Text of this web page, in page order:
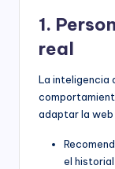
1.
real
La inteligencia
adaptar la web
el